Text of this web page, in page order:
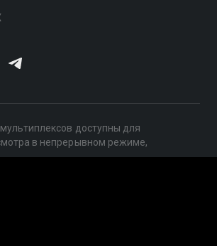
доступны для
в непрерывном режиме,